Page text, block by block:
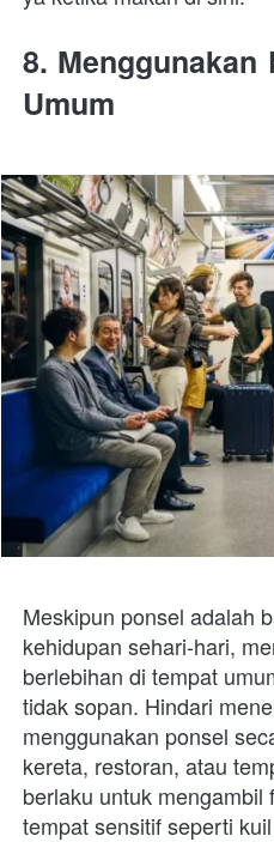
8. Menggunakan
Umum
Meskipun ponsel adalah
kehidupan sehari-hari,
berlebihan di tempat
tidak sopan. Hindari
menggunakan ponsel
kereta, restoran, atau
berlaku untuk
tempat sensitif seperti